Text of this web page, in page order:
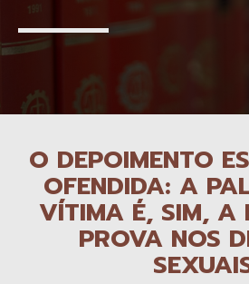
O DEPOIMENTO
OFENDIDA: A
VÍTIMA É, SIM, A
PROVA NOS